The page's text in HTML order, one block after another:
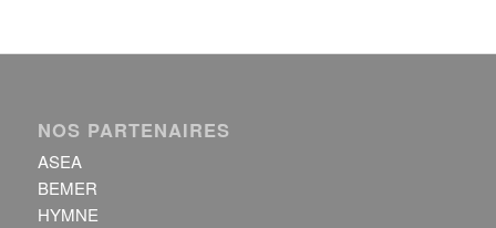
NOS PARTENAIRES
ASEA
BEMER
HYMNE